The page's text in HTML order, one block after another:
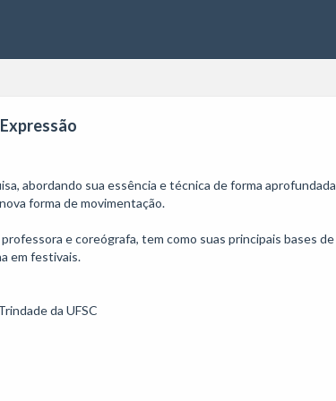
abordando sua essência e técnica de forma
forma de movimentação.
e coreógrafa, tem como suas principais bases
em festivais.
da UFSC